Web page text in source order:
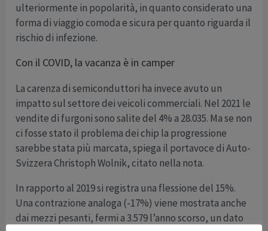
ulteriormente in popolarità, in quanto considerato una
forma di viaggio comoda e sicura per quanto riguarda il
rischio di infezione.
Con il COVID, la vacanza è in camper
La carenza di semiconduttori ha invece avuto un
impatto sul settore dei veicoli commerciali. Nel 2021 le
vendite di furgoni sono salite del 4% a 28.035. Ma se non
ci fosse stato il problema dei chip la progressione
sarebbe stata più marcata, spiega il portavoce di Auto-
Svizzera Christoph Wolnik, citato nella nota.
In rapporto al 2019 si registra una flessione del 15%.
Una contrazione analoga (-17%) viene mostrata anche
dai mezzi pesanti, fermi a 3.579 l’anno scorso, un dato